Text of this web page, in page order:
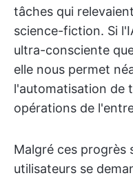
tâches qui
science-fiction. Si
ultra-consciente
elle nous permet
l'automatisation de
opérations de
Malgré ces progrès
utilisateurs se